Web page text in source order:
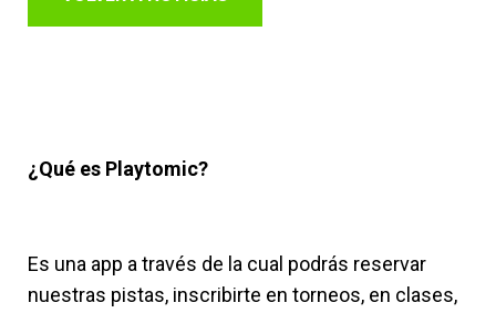
¿Qué es Playtomic?
Es una app a través de la cual podrás reservar
nuestras pistas, inscribirte en torneos, en clases,